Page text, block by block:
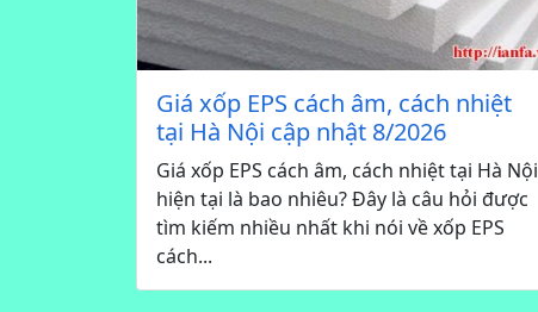
Giá xốp EPS cách âm, cách nhiệt
tại Hà Nội cập nhật 8/2026
Giá xốp EPS cách âm, cách nhiệt tại Hà Nội
hiện tại là bao nhiêu? Đây là câu hỏi được
tìm kiếm nhiều nhất khi nói về xốp EPS
cách...